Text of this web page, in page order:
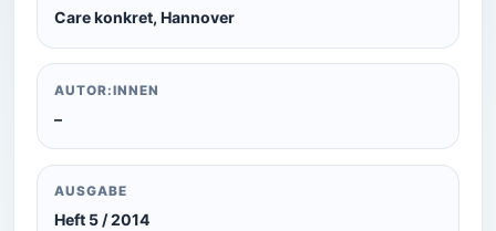
Care konkret, Hannover
AUTOR:INNEN
–
AUSGABE
Heft 5 / 2014